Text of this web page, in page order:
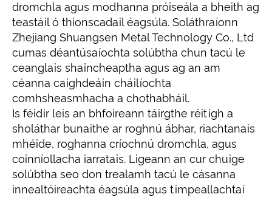
dromchla agus modhanna próiseála a bheith ag
teastáil ó thionscadail éagsúla. Soláthraíonn
Zhejiang Shuangsen Metal Technology Co., Ltd
cumas déantúsaíochta solúbtha chun tacú le
ceanglais shaincheaptha agus ag an am
céanna caighdeáin cháilíochta
comhsheasmhacha a chothabháil.
Is féidir leis an bhfoireann táirgthe réitigh a
sholáthar bunaithe ar roghnú ábhar, riachtanais
mhéide, roghanna críochnú dromchla, agus
coinníollacha iarratais. Ligeann an cur chuige
solúbtha seo don trealamh tacú le cásanna
innealtóireachta éagsúla agus timpeallachtaí